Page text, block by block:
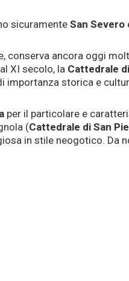
sicuramenteSan Severo
conserva ancora oggi
XI secolo, la Cattedrale
importanza storica e
per il particolare e
(Cattedrale di San
in stile neogotico. Da